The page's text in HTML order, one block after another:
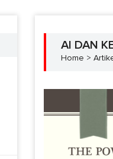
AI DAN
Home >